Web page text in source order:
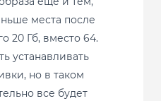
места после
20 Гб, вместо 64.
устанавливать
но в таком
все будет